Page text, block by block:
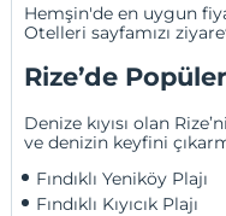
Hemşin'de en uygun
Otelleri sayfamızı
Rize’de
Denize kıyısı olan
ve denizin keyfini
Fındıklı Yeniköy Plajı
Fındıklı Kıyıcık Plajı